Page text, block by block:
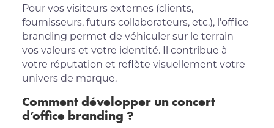
Pour vos visiteurs externes (clients,
fournisseurs, futurs collaborateurs, etc.), l’office
branding permet de véhiculer sur le terrain
vos valeurs et votre identité. Il contribue à
votre réputation et reflète visuellement votre
univers de marque.
Comment développer un concert
d’office branding ?